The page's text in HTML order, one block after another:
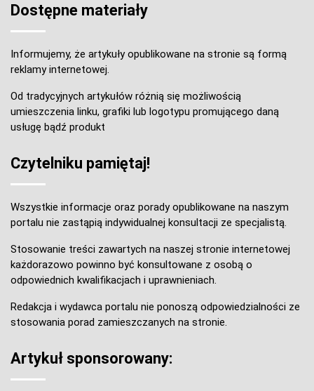
Dostępne materiały
Informujemy, że artykuły opublikowane na stronie są formą
reklamy internetowej.
Od tradycyjnych artykułów różnią się możliwością
umieszczenia linku, grafiki lub logotypu promującego daną
usługę bądź produkt
Czytelniku pamiętaj!
Wszystkie informacje oraz porady opublikowane na naszym
portalu nie zastąpią indywidualnej konsultacji ze specjalistą.
Stosowanie treści zawartych na naszej stronie internetowej
każdorazowo powinno być konsultowane z osobą o
odpowiednich kwalifikacjach i uprawnieniach.
Redakcja i wydawca portalu nie ponoszą odpowiedzialności ze
stosowania porad zamieszczanych na stronie.
Artykuł sponsorowany: